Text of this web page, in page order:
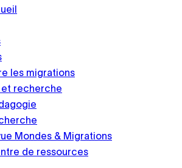
les migrations
recherche
Mondes & Migrations
de ressources